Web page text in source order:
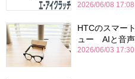
2026/06/08 17:08
HTCのスマー
ュー AIと音声
2026/06/03 17:30